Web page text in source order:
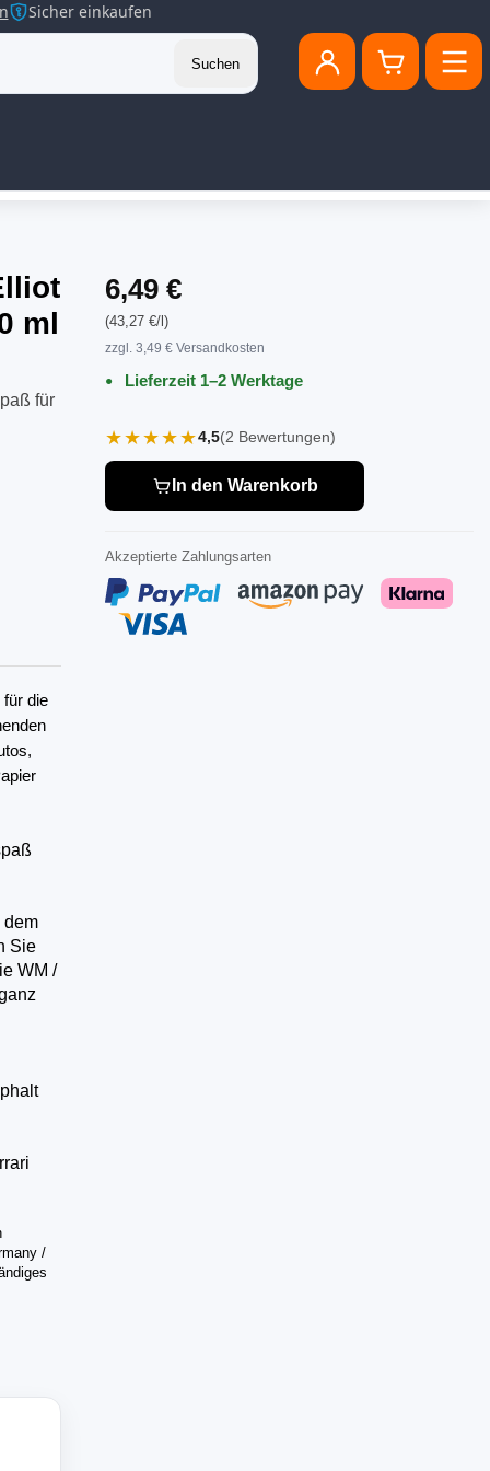
Sicher einkaufen
Suchen
ml
für
die
dem
Sie
WM /
/
6,49 €
(43,27 €/l)
zzgl. 3,49 € Versandkosten
Lieferzeit 1–2 Werktage
★★★★★4,5(2 Bewertungen)
In den Warenkorb
Akzeptierte Zahlungsarten